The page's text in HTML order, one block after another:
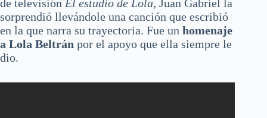
de televisión El estudio de Lola, Juan Gabriel la
sorprendió llevándole una canción que escribió
en la que narra su trayectoria. Fue un homenaje
a Lola Beltrán por el apoyo que ella siempre le
dio.